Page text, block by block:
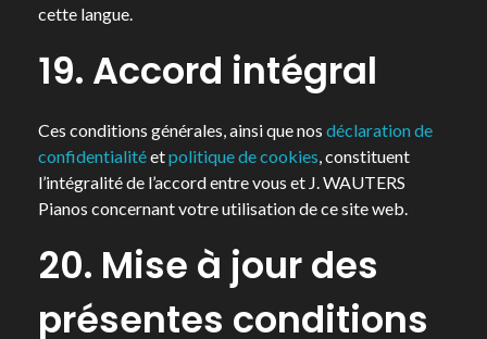
cette langue.
19. Accord intégral
Ces conditions générales, ainsi que nos déclaration de
confidentialitéetpolitique de cookies, constituent
l’intégralité de l’accord entre vous et J. WAUTERS
Pianos concernant votre utilisation de ce site web.
20. Mise à jour des
présentes conditions